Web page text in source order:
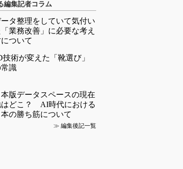
編集記者コラム
ータ整理をしていて気付い
業務改善」に必要な考え
ついて
技術が変えた「靴選び」
識
本版データスペースの現在
はどこ？ AI時代における
本の勝ち筋について
≫ 編集後記一覧